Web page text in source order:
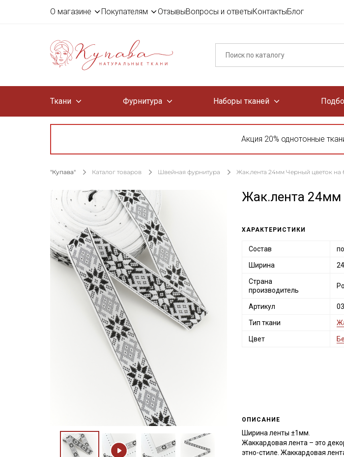
О магазине Покупателям ОтзывыВопросы и ответыКонтактыБлог
Ткани Фурнитура Наборы тканей
Акция 20% однотонные
"Купава" Каталог товаров Швейная фурнитура Жак.лента 24мм Черный цветок на
Жак.лента 24мм
ХАРАКТЕРИСТИКИ
Состав
Ширина
Страна
производитель
Артикул
Тип ткани
Цвет
ОПИСАНИЕ
Ширина ленты ±1мм.
Жаккардовая лента – это
этно-стиле. Жаккардовая